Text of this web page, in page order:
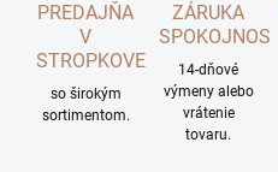
PREDAJŇA
V
STROPKOVE
so širokým
sortimentom.
ZÁRUKA
SPOKOJNOSTI
14-dňové
výmeny alebo
vrátenie
tovaru.